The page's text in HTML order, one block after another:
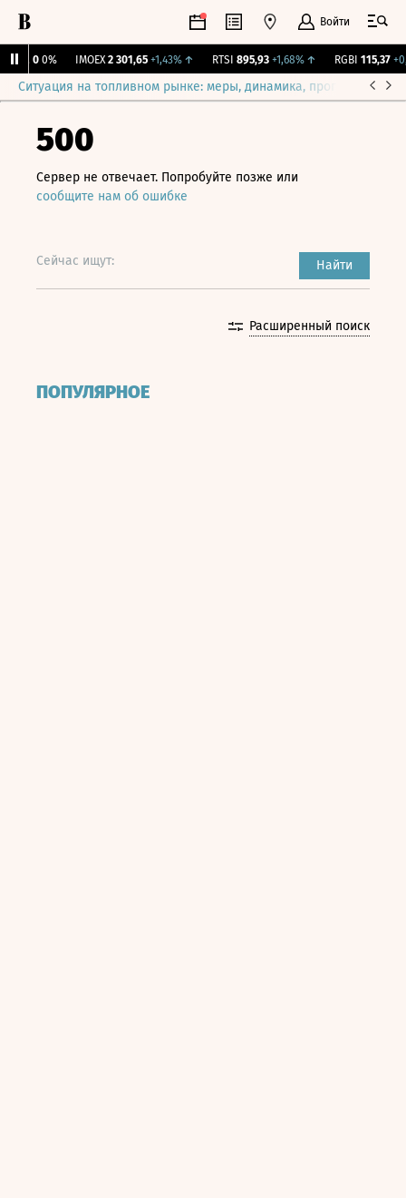
Войти
0 0% IMOEX 2 301,65 +1,43%↑ RTSI 895,93 +1,68%↑ RGBI 115,37
Ситуация на топливном рынке: меры, динамика, прогнозы
500
Сервер не отвечает. Попробуйте позже или
сообщите нам об ошибке
Сейчас ищут: Найти
Расширенный поиск
ПОПУЛЯРНОЕ